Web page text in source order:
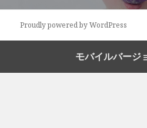
ン
投
稿:
Proudly powered by WordPress
モバイルバージ